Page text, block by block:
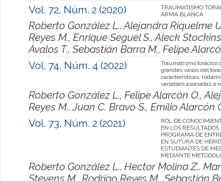
Vol. 72, Núm. 2 (2020)
TRAUMATISMO
ARMA BLANCA
Roberto González L., Alejandra Riquelme
Reyes M., Enrique Seguel S., Aleck
Ávalos T., Sebastián Barra M., Felipe
Vol. 74, Núm. 4 (2022)
Traumatismo torácico
grandes vasos del
características,
variables asociadas a
Roberto González L., Felipe Alarcón O.,
Reyes M., Juan C. Bravo S., Emilio Alarcón
Vol. 73, Núm. 2 (2021)
ROL DE
EN LOS
PROGRAMA DE
EN SUTURA DE
ESTUDIANTES DE
MEDIANTE
Roberto González L., Hector Molina Z.,
Stevens M., Rodrigo Reyes M., Sebastián